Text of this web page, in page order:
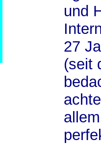
und
27
(seit